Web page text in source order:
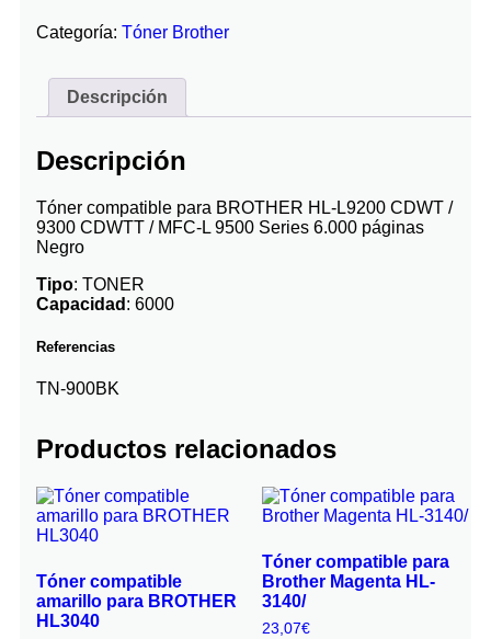
Categoría: Tóner Brother
Descripción
Descripción
Tóner compatible para BROTHER HL-L9200 CDWT /
9300 CDWTT / MFC-L 9500 Series 6.000 páginas
Negro
Tipo: TONER
Capacidad : 6000
Referencias
TN-900BK
Productos relacionados
Tóner compatible
amarillo para BROTHER
HL3040
Tóner compatible para
Brother Magenta HL-
3140/
23,07€